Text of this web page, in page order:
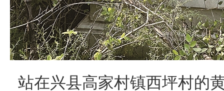
站在兴县高家村镇西坪村的